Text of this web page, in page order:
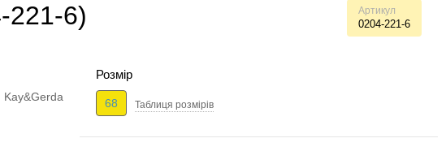
221-6) Артикул
0204-221-6
Розмір
68 Таблиця розмiрiв